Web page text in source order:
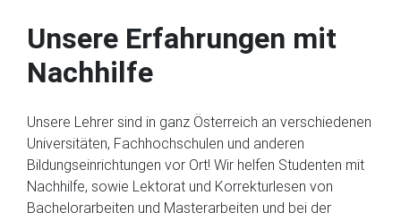
Unsere Erfahrungen mit
Nachhilfe
Unsere Lehrer sind in ganz Österreich an verschiedenen
Universitäten, Fachhochschulen und anderen
Bildungseinrichtungen vor Ort! Wir helfen Studenten mit
Nachhilfe, sowie Lektorat und Korrekturlesen von
Bachelorarbeiten und Masterarbeiten und bei der